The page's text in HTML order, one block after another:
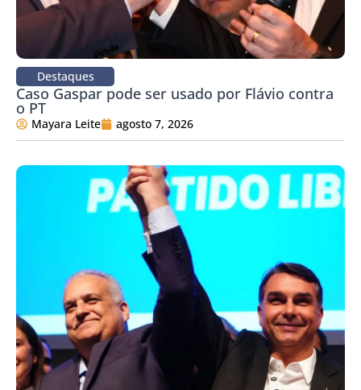
Destaques
Caso Gaspar pode ser usado por Flávio contra
o PT
Mayara Leite agosto 7, 2026